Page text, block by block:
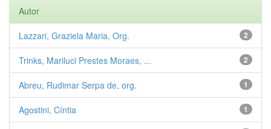
Autor
2
Lazzari, Graziela Maria, Org.
2
Trinks, Mariluci Prestes Moraes, ...
1
Abreu, Rudimar Serpa de, org.
1
Agostini, Cíntia